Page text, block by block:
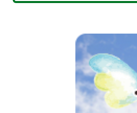
2
枚
目
の